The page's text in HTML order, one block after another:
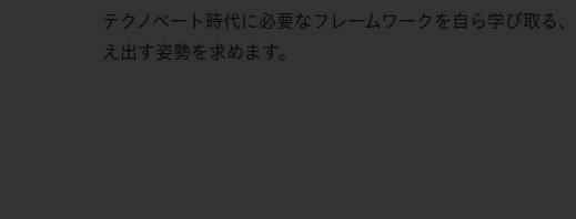
テクノベート時代に必要なフレームワークを自ら学び取る
え出す姿勢を求めます。